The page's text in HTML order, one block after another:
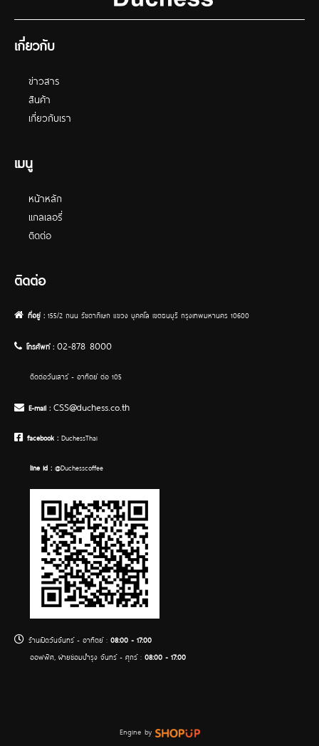
เกี่ยวกับ
ข่าวสาร
สินค้า
เกี่ยวกับเรา
เมนู
หน้าหลัก
แกลเลอรี่
ติดต่อ
ติดต่อ
ที่อยู่ : 155/2 ถนน รัชดาภิเษก แขวง บุคคโล เขตธนบุรี กรุงเทพมหานคร 10600
โทรศัพท์ : 02-878 8000
ติดต่อวันเสาร์ - อาทิตย์ ต่อ 105
E-mail : CSS@duchess.co.th
facebook : DuchessThai
line Id : @Duchesscoffee
ร้านเปิดวันจันทร์ - อาทิตย์ : 08:00 - 17:00
ออฟฟิศ, ฝ่ายซ่อมบำรุง จันทร์ - ศุกร์ : 08:00 - 17:00
Engine by